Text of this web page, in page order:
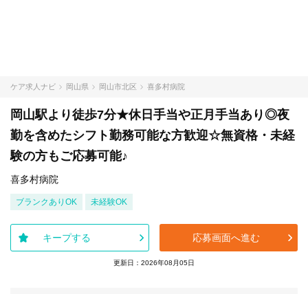
ケア求人ナビ 岡山県 岡山市北区 喜多村病院
岡山駅より徒歩7分★休日手当や正月手当あり◎夜
勤を含めたシフト勤務可能な方歓迎☆無資格・未経
験の方もご応募可能♪
喜多村病院
ブランクありOK 未経験OK
キープする 応募画面へ進む
更新日：2026年08月05日